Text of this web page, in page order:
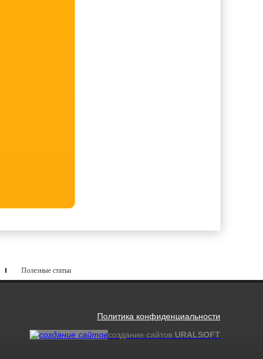
Полезные статьи
Политика конфиденциальности
создание сайтов URALSOFT